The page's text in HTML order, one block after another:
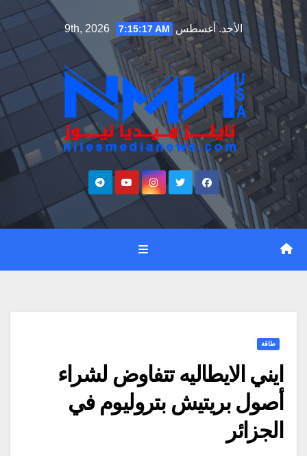
Skip
to
content
الأحد. أغسطس 9th, 2026 7:15:18 AM
طاقة
ايني الايطاليه تتفاوض لشراء
أصول بريتيش بتروليوم في
الجزائر